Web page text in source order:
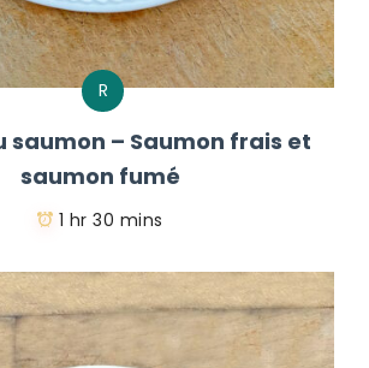
R
saumon – Saumon frais et
saumon fumé
1 hr 30 mins